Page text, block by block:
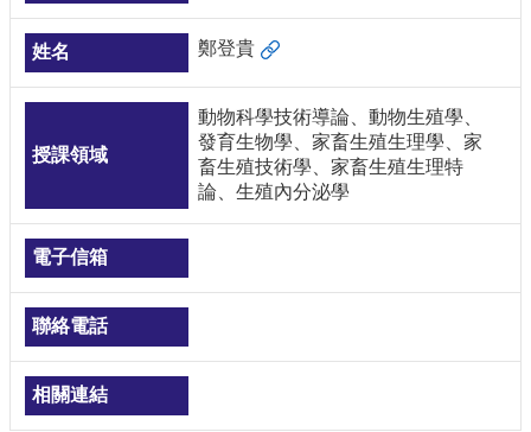
鄭登貴
動物科學技術導論、動物生殖學、
發育生物學、家畜生殖生理學、家
畜生殖技術學、家畜生殖生理特
論、生殖內分泌學